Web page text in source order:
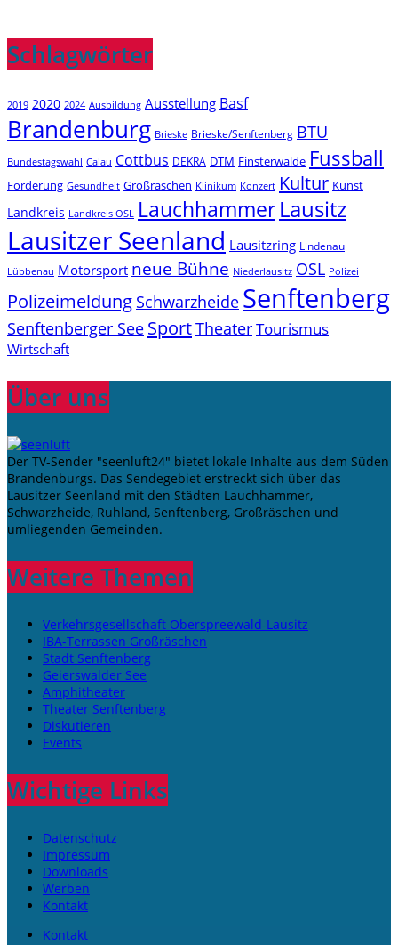
Schlagwörter
2019 2020 2024 Ausbildung Ausstellung Basf
Brandenburg Brieske Brieske/Senftenberg BTU
Bundestagswahl Calau Cottbus DEKRA DTM Finsterwalde Fussball
Förderung Gesundheit Großräschen Klinikum Konzert Kultur Kunst
Landkreis Landkreis OSL LauchhammerLausitz
Lausitzer Seenland Lausitzring Lindenau
Lübbenau Motorsport neue Bühne Niederlausitz OSL Polizei
Polizeimeldung Schwarzheide Senftenberg
Senftenberger See SportTheaterTourismus
Wirtschaft
Über uns
Der TV-Sender "seenluft24" bietet lokale Inhalte aus dem Süden
Brandenburgs. Das Sendegebiet erstreckt sich über das
Lausitzer Seenland mit den Städten Lauchhammer,
Schwarzheide, Ruhland, Senftenberg, Großräschen und
umliegenden Gemeinden.
Weitere Themen
Verkehrsgesellschaft Oberspreewald-Lausitz
IBA-Terrassen Großräschen
Stadt Senftenberg
Geierswalder See
Amphitheater
Theater Senftenberg
Diskutieren
Events
Wichtige Links
Datenschutz
Impressum
Downloads
Werben
Kontakt
Kontakt